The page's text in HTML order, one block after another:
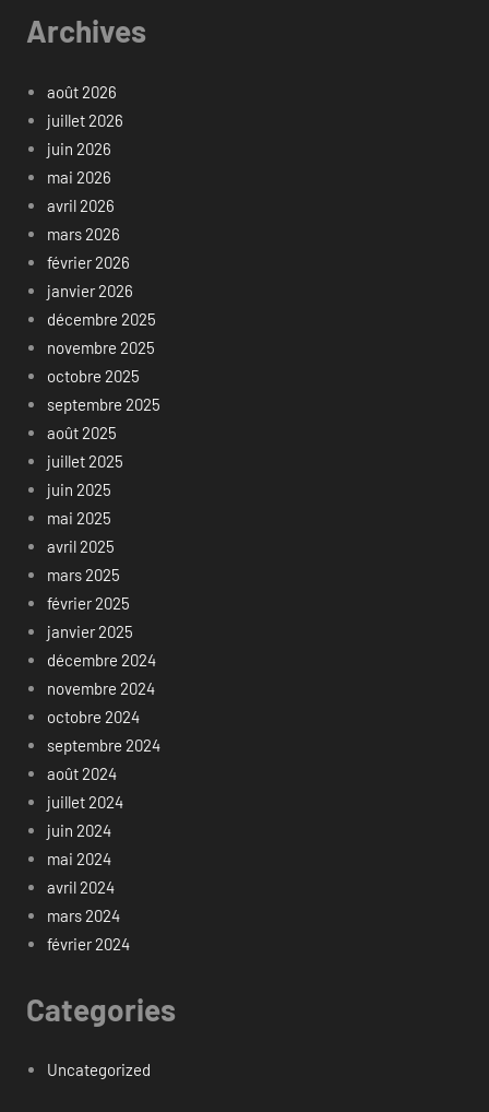
Archives
août 2026
juillet 2026
juin 2026
mai 2026
avril 2026
mars 2026
février 2026
janvier 2026
décembre 2025
novembre 2025
octobre 2025
septembre 2025
août 2025
juillet 2025
juin 2025
mai 2025
avril 2025
mars 2025
février 2025
janvier 2025
décembre 2024
novembre 2024
octobre 2024
septembre 2024
août 2024
juillet 2024
juin 2024
mai 2024
avril 2024
mars 2024
février 2024
Categories
Uncategorized